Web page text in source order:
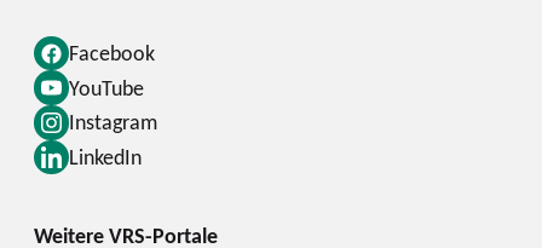
Facebook
YouTube
Instagram
LinkedIn